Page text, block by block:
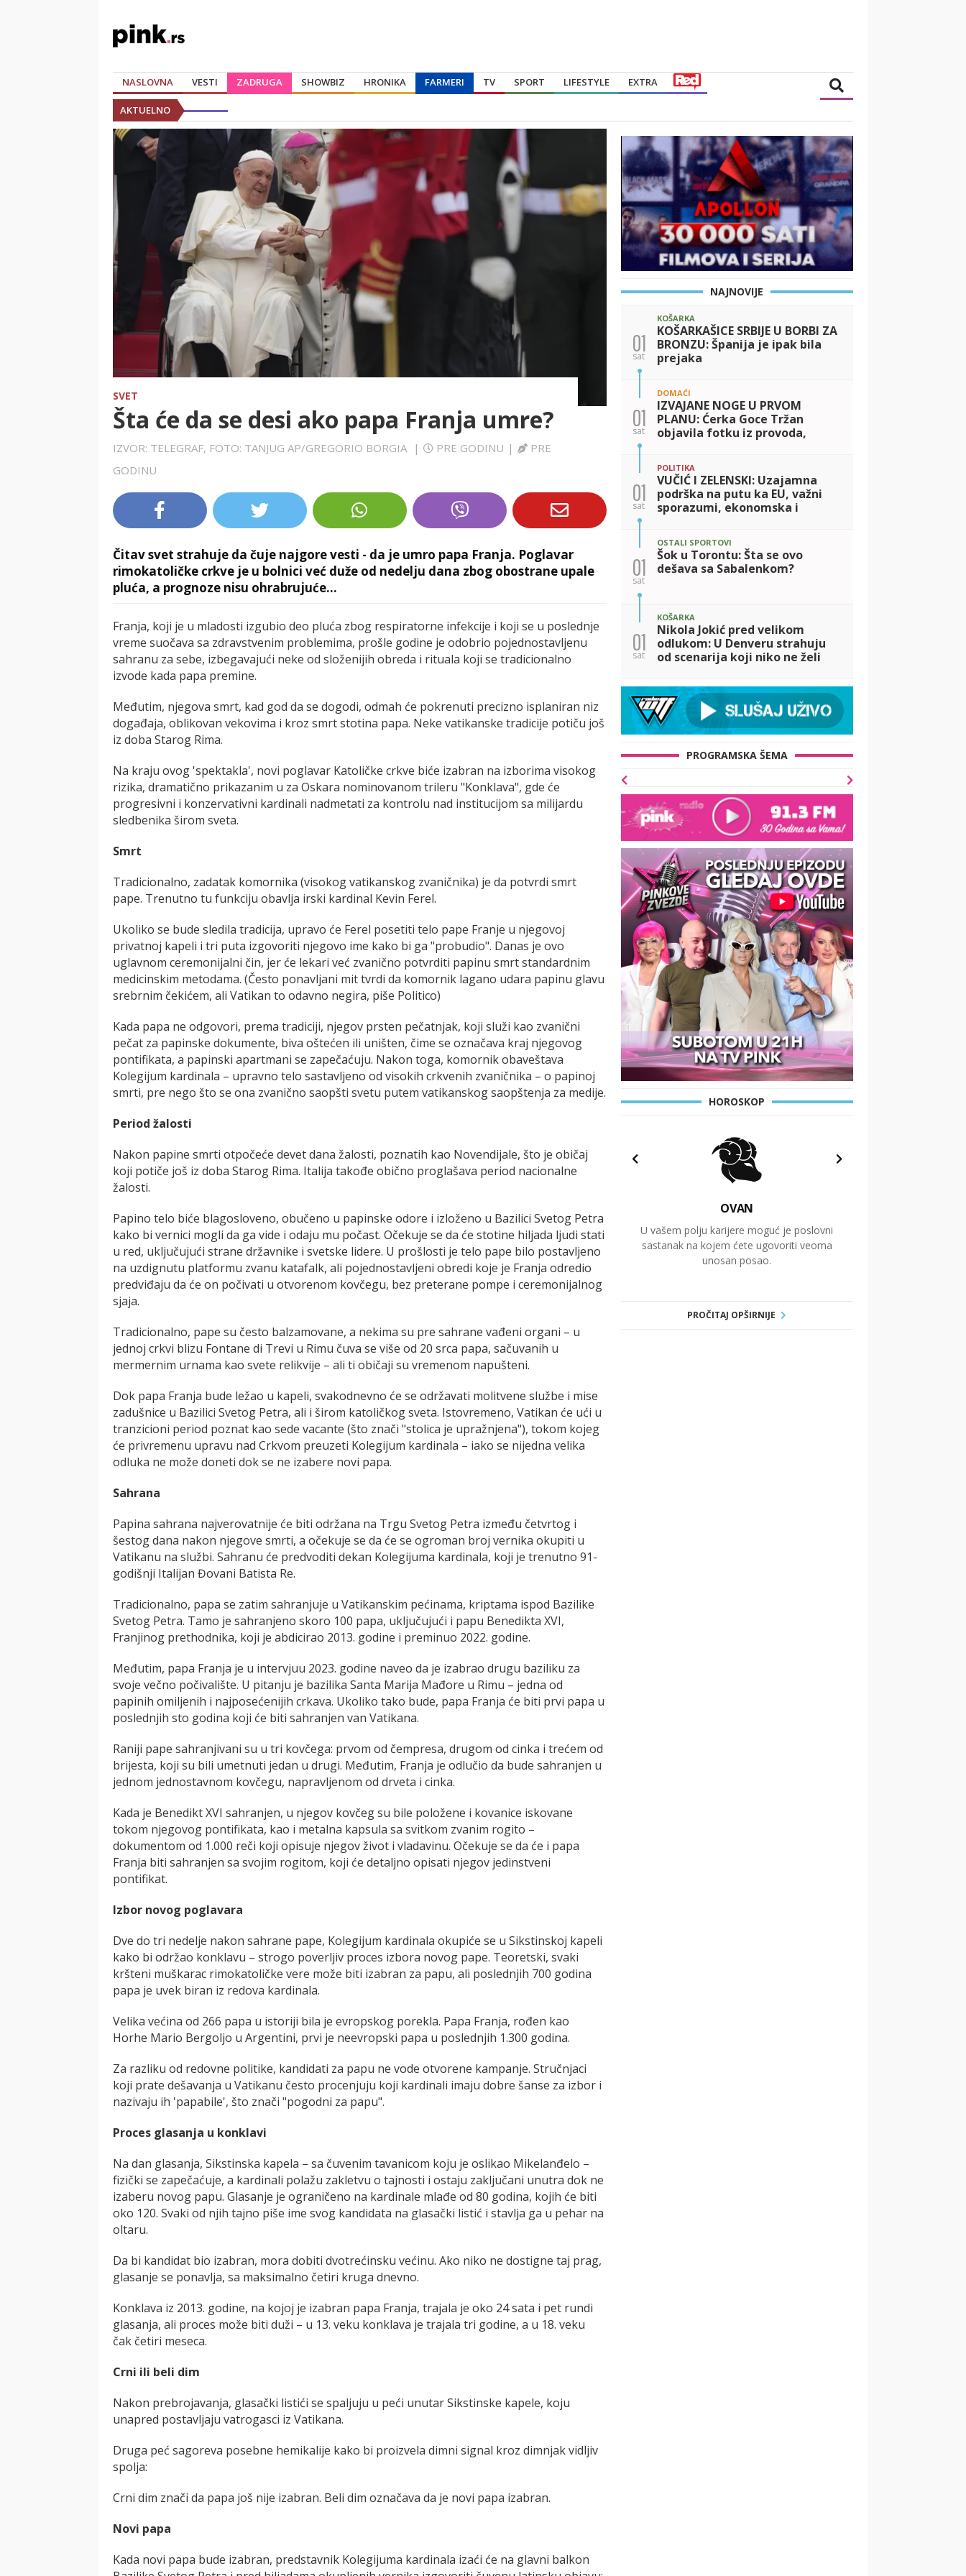
NASLOVNA VESTI ZADRUGA SHOWBIZ HRONIKA FARMERI TV SPORT LIFESTYLE EXTRA
AKTUELNO
SVET
Šta će da se desi ako papa Franja umre?
IZVOR: TELEGRAF, FOTO: TANJUG AP/GREGORIO BORGIA | PRE GODINU |
PRE
GODINU
Čitav svet strahuje da čuje najgore vesti - da je umro papa Franja. Poglavar
rimokatoličke crkve je u bolnici već duže od nedelju dana zbog obostrane upale
pluća, a prognoze nisu ohrabrujuće...
Franja, koji je u mladosti izgubio deo pluća zbog respiratorne infekcije i koji se u poslednje
vreme suočava sa zdravstvenim problemima, prošle godine je odobrio pojednostavljenu
sahranu za sebe, izbegavajući neke od složenijih obreda i rituala koji se tradicionalno
izvode kada papa preminе.
Međutim, njegova smrt, kad god da se dogodi, odmah će pokrenuti precizno isplaniran niz
događaja, oblikovan vekovima i kroz smrt stotina papa. Neke vatikanske tradicije potiču još
iz doba Starog Rima.
Na kraju ovog 'spektakla', novi poglavar Katoličke crkve biće izabran na izborima visokog
rizika, dramatično prikazanim u za Oskara nominovanom trileru "Konklava", gde će
progresivni i konzervativni kardinali nadmetati za kontrolu nad institucijom sa milijardu
sledbenika širom sveta.
Smrt
Tradicionalno, zadatak komornika (visokog vatikanskog zvaničnika) je da potvrdi smrt
pape. Trenutno tu funkciju obavlja irski kardinal Kevin Ferel.
Ukoliko se bude sledila tradicija, upravo će Ferel posetiti telo pape Franje u njegovoj
privatnoj kapeli i tri puta izgovoriti njegovo ime kako bi ga "probudio". Danas je ovo
uglavnom ceremonijalni čin, jer će lekari već zvanično potvrditi papinu smrt standardnim
medicinskim metodama. (Često ponavljani mit tvrdi da komornik lagano udara papinu glavu
srebrnim čekićem, ali Vatikan to odavno negira, piše Politico)
Kada papa ne odgovori, prema tradiciji, njegov prsten pečatnjak, koji služi kao zvanični
pečat za papinske dokumente, biva oštećen ili uništen, čime se označava kraj njegovog
pontifikata, a papinski apartmani se zapečaćuju. Nakon toga, komornik obaveštava
Kolegijum kardinala – upravno telo sastavljeno od visokih crkvenih zvaničnika – o papinoj
smrti, pre nego što se ona zvanično saopšti svetu putem vatikanskog saopštenja za medije.
Period žalosti
Nakon papine smrti otpočeće devet dana žalosti, poznatih kao Novendijale, što je običaj
koji potiče još iz doba Starog Rima. Italija takođe obično proglašava period nacionalne
žalosti.
Papino telo biće blagosloveno, obučeno u papinske odore i izloženo u Bazilici Svetog Petra
kako bi vernici mogli da ga vide i odaju mu počast. Očekuje se da će stotine hiljada ljudi stati
u red, uključujući strane državnike i svetske lidere. U prošlosti je telo pape bilo postavljeno
na uzdignutu platformu zvanu katafalk, ali pojednostavljeni obredi koje je Franja odredio
predviđaju da će on počivati u otvorenom kovčegu, bez preterane pompe i ceremonijalnog
sjaja.
Tradicionalno, pape su često balzamovane, a nekima su pre sahrane vađeni organi – u
jednoj crkvi blizu Fontane di Trevi u Rimu čuva se više od 20 srca papa, sačuvanih u
mermernim urnama kao svete relikvije – ali ti običaji su vremenom napušteni.
Dok papa Franja bude ležao u kapeli, svakodnevno će se održavati molitvene službe i mise
zadušnice u Bazilici Svetog Petra, ali i širom katoličkog sveta. Istovremeno, Vatikan će ući u
tranzicioni period poznat kao sede vacante (što znači "stolica je upražnjena"), tokom kojeg
će privremenu upravu nad Crkvom preuzeti Kolegijum kardinala – iako se nijedna velika
odluka ne može doneti dok se ne izabere novi papa.
Sahrana
Papina sahrana najverovatnije će biti održana na Trgu Svetog Petra između četvrtog i
šestog dana nakon njegove smrti, a očekuje se da će se ogroman broj vernika okupiti u
Vatikanu na službi. Sahranu će predvoditi dekan Kolegijuma kardinala, koji je trenutno 91-
godišnji Italijan Đovani Batista Re.
Tradicionalno, papa se zatim sahranjuje u Vatikanskim pećinama, kriptama ispod Bazilike
Svetog Petra. Tamo je sahranjeno skoro 100 papa, uključujući i papu Benedikta XVI,
Franjinog prethodnika, koji je abdicirao 2013. godine i preminuo 2022. godine.
Međutim, papa Franja je u intervjuu 2023. godine naveo da je izabrao drugu baziliku za
svoje večno počivalište. U pitanju je bazilika Santa Marija Mađore u Rimu – jedna od
papinih omiljenih i najposećenijih crkava. Ukoliko tako bude, papa Franja će biti prvi papa u
poslednjih sto godina koji će biti sahranjen van Vatikana.
Raniji pape sahranjivani su u tri kovčega: prvom od čempresa, drugom od cinka i trećem od
brijesta, koji su bili umetnuti jedan u drugi. Međutim, Franja je odlučio da bude sahranjen u
jednom jednostavnom kovčegu, napravljenom od drveta i cinka.
Kada je Benedikt XVI sahranjen, u njegov kovčeg su bile položene i kovanice iskovane
tokom njegovog pontifikata, kao i metalna kapsula sa svitkom zvanim rogito –
dokumentom od 1.000 reči koji opisuje njegov život i vladavinu. Očekuje se da će i papa
Franja biti sahranjen sa svojim rogitom, koji će detaljno opisati njegov jedinstveni
pontifikat.
Izbor novog poglavara
Dve do tri nedelje nakon sahrane pape, Kolegijum kardinala okupiće se u Sikstinskoj kapeli
kako bi održao konklavu – strogo poverljiv proces izbora novog pape. Teoretski, svaki
kršteni muškarac rimokatoličke vere može biti izabran za papu, ali poslednjih 700 godina
papa je uvek biran iz redova kardinala.
Velika većina od 266 papa u istoriji bila je evropskog porekla. Papa Franja, rođen kao
Horhe Mario Bergoljo u Argentini, prvi je neevropski papa u poslednjih 1.300 godina.
Za razliku od redovne politike, kandidati za papu ne vode otvorene kampanje. Stručnjaci
koji prate dešavanja u Vatikanu često procenjuju koji kardinali imaju dobre šanse za izbor i
nazivaju ih 'papabile', što znači "pogodni za papu".
Proces glasanja u konklavi
Na dan glasanja, Sikstinska kapela – sa čuvenim tavanicom koju je oslikao Mikelanđelo –
fizički se zapečaćuje, a kardinali polažu zakletvu o tajnosti i ostaju zaključani unutra dok ne
izaberu novog papu. Glasanje je ograničeno na kardinale mlađe od 80 godina, kojih će biti
oko 120. Svaki od njih tajno piše ime svog kandidata na glasački listić i stavlja ga u pehar na
oltaru.
Da bi kandidat bio izabran, mora dobiti dvotrećinsku većinu. Ako niko ne dostigne taj prag,
glasanje se ponavlja, sa maksimalno četiri kruga dnevno.
Konklava iz 2013. godine, na kojoj je izabran papa Franja, trajala je oko 24 sata i pet rundi
glasanja, ali proces može biti duži – u 13. veku konklava je trajala tri godine, a u 18. veku
čak četiri meseca.
Crni ili beli dim
Nakon prebrojavanja, glasački listići se spaljuju u peći unutar Sikstinske kapele, koju
unapred postavljaju vatrogasci iz Vatikana.
Druga peć sagoreva posebne hemikalije kako bi proizvela dimni signal kroz dimnjak vidljiv
spolja:
Crni dim znači da papa još nije izabran. Beli dim označava da je novi papa izabran.
Novi papa
Kada novi papa bude izabran, predstavnik Kolegijuma kardinala izaći će na glavni balkon
NAJNOVIJE
01
sat
KOŠARKA
KOŠARKAŠICE SRBIJE U BORBI ZA
BRONZU: Španija je ipak bila
prejaka
01
sat
DOMAĆI
IZVAJANE NOGE U PRVOM
PLANU: Ćerka Goce Tržan
objavila fotku iz provoda,
01
sat
POLITIKA
VUČIĆ I ZELENSKI: Uzajamna
podrška na putu ka EU, važni
sporazumi, ekonomska i
01
sat
OSTALI SPORTOVI
Šok u Torontu: Šta se ovo
dešava sa Sabalenkom?
01
sat
KOŠARKA
Nikola Jokić pred velikom
odlukom: U Denveru strahuju
od scenarija koji niko ne želi
PROGRAMSKA ŠEMA
HOROSKOP
OVAN
U vašem polju karijere moguć je poslovni
sastanak na kojem ćete ugovoriti veoma
unosan posao.
PROČITAJ OPŠIRNIJE